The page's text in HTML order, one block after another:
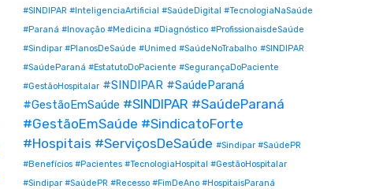
#SINDIPAR #InteligenciaArtificial #SaúdeDigital #TecnologiaNaSaúde
#Paraná #Inovação #Medicina #Diagnóstico #ProfissionaisdeSaúde
#Sindipar #PlanosDeSaúde #Unimed #SaúdeNoTrabalho #SINDIPAR
#SaúdeParaná #EstatutoDoPaciente #SegurançaDoPaciente
#GestãoHospitalar #SINDIPAR #SaúdeParaná
#GestãoEmSaúde #SINDIPAR #SaúdeParaná
#GestãoEmSaúde #SindicatoForte
#Hospitais #ServiçosDeSaúde #Sindipar #SaúdePR
#Benefícios #Pacientes #TecnologiaHospital #GestãoHospitalar
#Sindipar #SaúdePR #Recesso #FimDeAno #HospitaisParaná